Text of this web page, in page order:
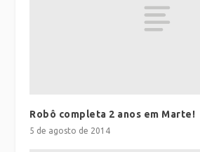
Robô completa 2 anos em Marte!
5 de agosto de 2014